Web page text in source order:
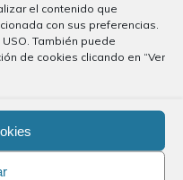
el contenido que
con sus preferencias.
También puede
de cookies clicando en “Ver
la DGT
El Día